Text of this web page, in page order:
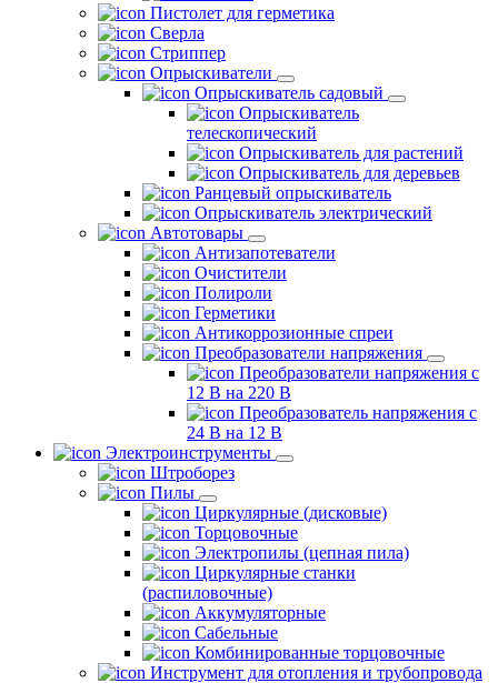
Пистолет для герметика
Сверла
Стриппер
Опрыскиватели
Опрыскиватель садовый
Опрыскиватель
телескопический
Опрыскиватель для растений
Опрыскиватель для деревьев
Ранцевый опрыскиватель
Опрыскиватель электрический
Автотовары
Антизапотеватели
Очистители
Полироли
Герметики
Антикоррозионные спреи
Преобразователи напряжения
Преобразователи напряжения с
12 В на 220 В
Преобразователь напряжения с
24 В на 12 В
Электроинструменты
Штроборез
Пилы
Циркулярные (дисковые)
Торцовочные
Электропилы (цепная пила)
Циркулярные станки
(распиловочные)
Аккумуляторные
Сабельные
Комбинированные торцовочные
Инструмент для отопления и трубопровода